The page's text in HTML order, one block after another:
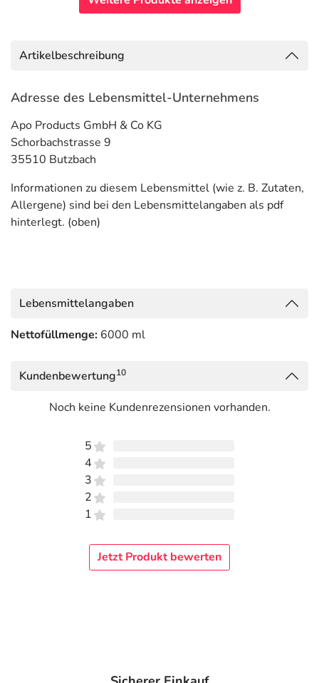
Artikelbeschreibung
Adresse des Lebensmittel-Unternehmens
Apo Products GmbH & Co KG
Schorbachstrasse 9
35510 Butzbach
Informationen zu diesem Lebensmittel (wie z. B. Zutaten,
Allergene) sind bei den Lebensmittelangaben als pdf
hinterlegt. (oben)
Lebensmittelangaben
Nettofüllmenge: 6000 ml
Kundenbewertung10
Noch keine Kundenrezensionen vorhanden.
5
4
3
2
1
Jetzt Produkt bewerten